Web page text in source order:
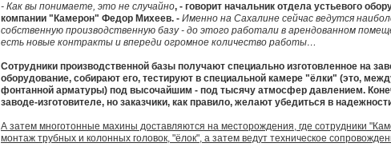
- Как вы понимаете, это не случайно, - говорит начальник отдела устьевого
компании "Камерон" Федор Михеев. - Именно на Сахалине сейчас ведутся
собственную производственную базу - до этого работали в арендованном
есть новые контракты и впереди огромное количество работы…
Сотрудники производственной базы получают специально изготовленное на
оборудование, собирают его, тестируют в специальной камере "ёлки" (это,
фонтанной арматуры) под высочайшим - под тысячу атмосфер давлением.
заводе-изготовителе, но заказчики, как правило, желают убедиться в
А затем многотонные махины доставляются на месторождения, где сотрудники
монтаж трубных и колонных головок, "ёлок", а затем ведут техническое